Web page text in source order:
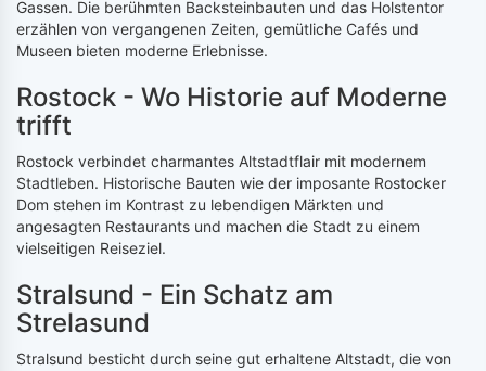
Gassen. Die berühmten Backsteinbauten und das Holstentor
erzählen von vergangenen Zeiten, gemütliche Cafés und
Museen bieten moderne Erlebnisse.
Rostock - Wo Historie auf Moderne
trifft
Rostock verbindet charmantes Altstadtflair mit modernem
Stadtleben. Historische Bauten wie der imposante Rostocker
Dom stehen im Kontrast zu lebendigen Märkten und
angesagten Restaurants und machen die Stadt zu einem
vielseitigen Reiseziel.
Stralsund - Ein Schatz am
Strelasund
Stralsund besticht durch seine gut erhaltene Altstadt, die von